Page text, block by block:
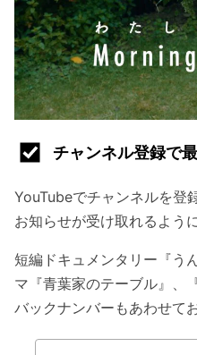
チャンネル登録で
YouTubeでチャンネルを登
お知らせが受け取れるよう
短編ドキュメンタリー『う
マ『青葉家のテーブル』、
バックナンバーもあわせて